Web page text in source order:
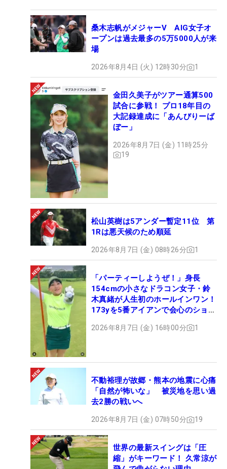
桑木志帆がメジャーV AIG女子オ
ープンは過去最多の5万5000人が来
場
2026年8月4日 (火) 12時30分 1
金田久美子がツアー通算500
試合に参戦！ プロ18年目の
大記録達成に「あんびりーば
ぼー」
2026年8月7日 (金) 11時25分
19
松山英樹は5アンダー暫定11位 第
1Rは悪天候のため順延
2026年8月7日 (金) 08時26分 1
「パーティーしようぜ！」身長
154cmの小さなドラコン女子・鈴
木真緒が人生初のホールインワン！
173yを5番アイアンで会心のショッ
2026年8月7日 (金) 16時00分 1
不動裕理が故郷・熊本の地震に心痛
「自然が怖いな」 被災地を思い過
去2勝の戦いへ
2026年8月7日 (金) 07時50分 19
世界の最新スイングは「圧
縮」がキーワード！ 久常涼が